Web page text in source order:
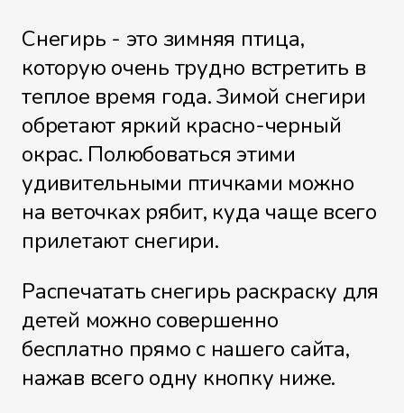
Снегирь - это зимняя птица,
которую очень трудно встретить в
теплое время года. Зимой снегири
обретают яркий красно-черный
окрас. Полюбоваться этими
удивительными птичками можно
на веточках рябит, куда чаще всего
прилетают снегири.
Распечатать снегирь раскраску для
детей можно совершенно
бесплатно прямо с нашего сайта,
нажав всего одну кнопку ниже.